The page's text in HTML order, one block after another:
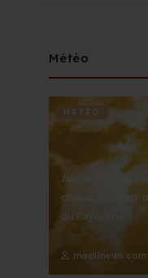
Météo
METÉO
Alerte Météo :
chaud de mardi
du Royaume
medi1news.com